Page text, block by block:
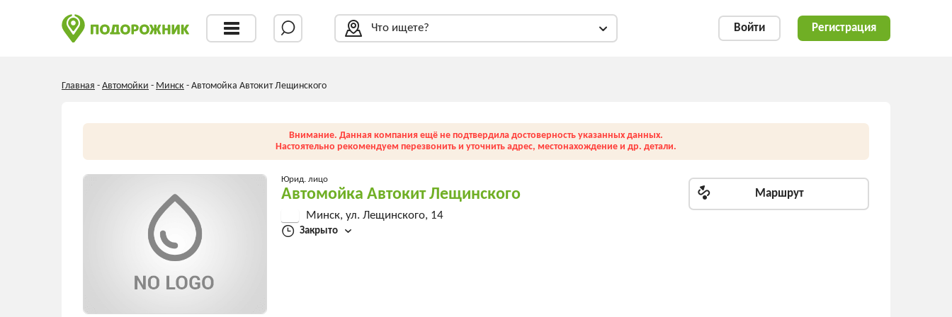
Что ищете? Войти Регистрация
Главная - Автомойки - Минск - Автомойка Автокит Лещинского
Внимание. Данная компания ещё не подтвердила достоверность указанных данных.
Настоятельно рекомендуем перезвонить и уточнить адрес, местонахождение и др. детали.
Юрид. лицо
Автомойка Автокит Лещинского
Минск, ул. Лещинского, 14
Закрыто
Маршрут